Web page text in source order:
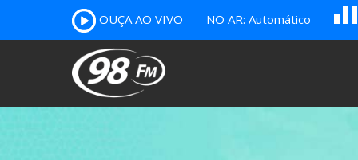
OUÇA AO VIVO NO AR: Automático A